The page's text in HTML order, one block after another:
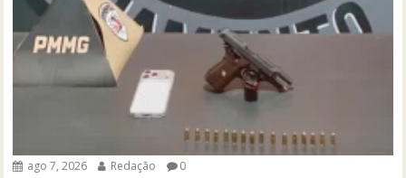
ago 7, 2026 Redação 0